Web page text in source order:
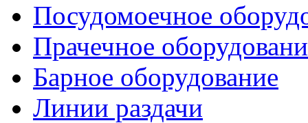
Посудомоечное
Прачечное
Барное оборудование
Линии раздачи